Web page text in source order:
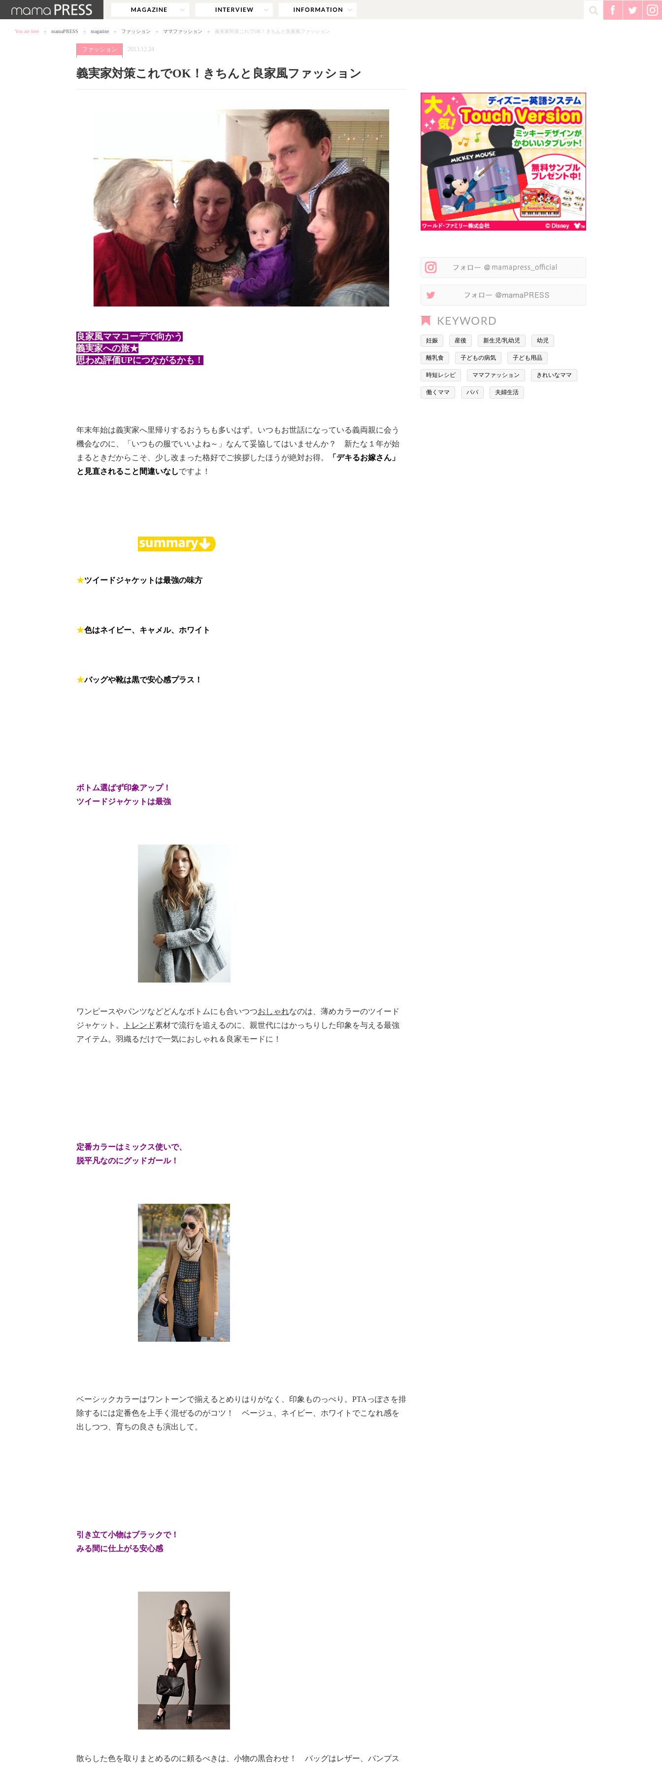
You are here mamaPRESS magazine ファッション ママファッション 義実家対策これでOK！きちんと良家風ファッション
ファッション 2013.12.24
義実家対策これでOK！きちんと良家風ファッション
良家風ママコーデで向かう
義実家への旅★
思わぬ評価UPにつながるかも！
年末年始は義実家へ里帰りするおうちも多いはず。いつもお世話になっている義両親に会う
機会なのに、「いつもの服でいいよね～」なんて妥協してはいませんか？ 新たな１年が始
まるときだからこそ、少し改まった格好でご挨拶したほうが絶対お得。
「デキるお嫁さん」
と見直されること間違いなしですよ！
★ツイードジャケットは最強の味方
★色はネイビー、キャメル、ホワイト
★バッグや靴は黒で安心感プラス！
ボトム選ばず印象アップ！
ツイードジャケットは最強
ワンピースやパンツなどどんなボトムにも合いつつおしゃれなのは、薄めカラーのツイード
ジャケット。
トレンド素材で流行を追えるのに、親世代にはかっちりした印象を与える最強
アイテム。羽織るだけで一気におしゃれ＆良家モードに！
定番カラーはミックス使いで、
脱平凡なのにグッドガール！
ベーシックカラーはワントーンで揃えるとめりはりがなく、印象ものっぺり。PTAっぽさを排
除するには定番色を上手く混ぜるのがコツ！ ベージュ、ネイビー、ホワイトでこなれ感を
出しつつ、育ちの良さも演出して。
引き立て小物はブラックで！
みる間に仕上がる安心感
散らした色を取りまとめるのに頼るべきは、小物の黒合わせ！ バッグはレザー、パンプス
妊娠 産後 新生児/乳幼児 幼児
離乳食 子どもの病気 子ども用品
時短レシピ ママファッション きれいなママ
働くママ パパ 夫婦生活